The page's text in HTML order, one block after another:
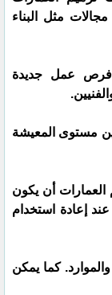
مثل البناء
فرص عمل جديدة
مستوى المعيشة
العمارات أن يكون
إعادة استخدام
كما يمكن